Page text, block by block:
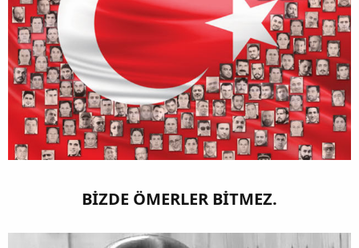
BİZDE ÖMERLER BİTMEZ.